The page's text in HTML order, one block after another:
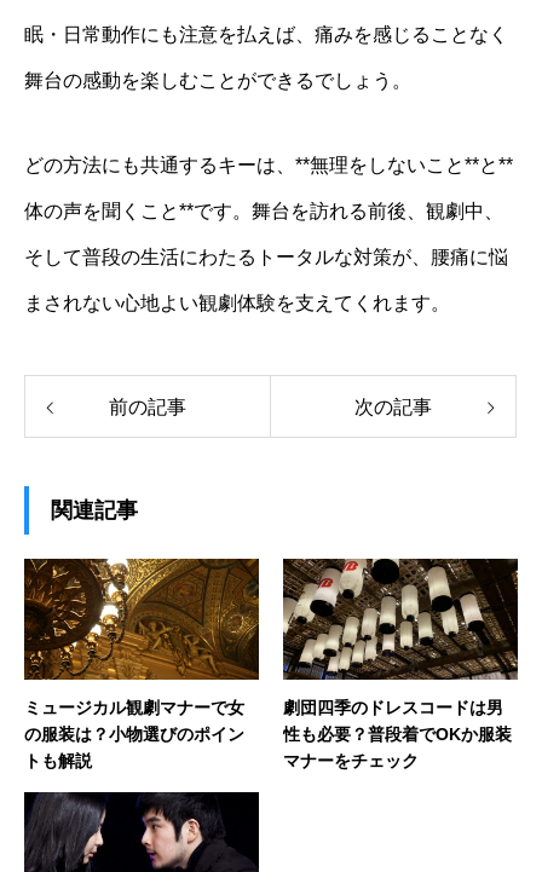
眠・日常動作にも注意を払えば、痛みを感じることなく
舞台の感動を楽しむことができるでしょう。
どの方法にも共通するキーは、**無理をしないこと**と**
体の声を聞くこと**です。舞台を訪れる前後、観劇中、
そして普段の生活にわたるトータルな対策が、腰痛に悩
まされない心地よい観劇体験を支えてくれます。
前の記事 次の記事
関連記事
ミュージカル観劇マナーで女
の服装は？小物選びのポイン
トも解説
劇団四季のドレスコードは男
性も必要？普段着でOKか服装
マナーをチェック